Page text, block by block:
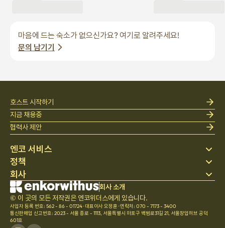
마음에 드는 숙소가 없으신가요? 여기로 알려주세요!
문의 남기기
엔코 서비스
스테이 찾기
베딩
블로그
헬프 센터
정책
개인정보 처리방침
이용약관
취소 및 환불정책
회사
회사 소개
채용
팀문화
호스트 시작하기
지금 채용중
협력사 제안
회사 소개
© 이 곳의 모든 저작권은 엔코위더스에게 있습니다.
사업자 등록 번호: 562 - 86 - 01724·대표이사 오정훈 ·연락처: 070 - 7173 - 3400
통신판매업 신고번호: 2023 - 서울 종로 - 1113, 서울특별시 마포구 백범로31길 21, 서울창업허브 공덕
601호